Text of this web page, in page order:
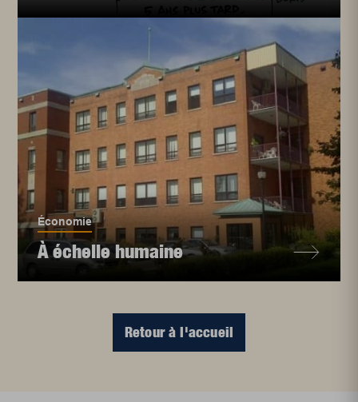
Économie
À échelle humaine
Retour à l'accueil